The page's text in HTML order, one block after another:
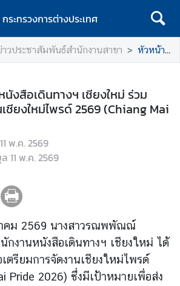
ระทรวงการต่างประเทศ
าวประชาสัมพันธ์สำนักงานสาขา หัวหน้าสำนักงานหนังสือเดินทางฯ เชียงใหม่ ร่วมประชุมการจัดงานเชียงใหม่ไพรด์ 2569 (Chiang Mai Pride 2026)
งสือเดินทางฯ เชียงใหม่ ร่วม
ชียงใหม่ไพรด์ 2569 (Chiang Mai
11 พ.ค. 2569
11 พ.ค. 2569
คม 2569 นางสาวรณพพัณณ์
งานหนังสือเดินทางฯ เชียงใหม่ ได้
ตรียมการจัดงานเชียงใหม่ไพรด์
Pride 2026) ซึ่งมีเป้าหมายเพื่อส่ง